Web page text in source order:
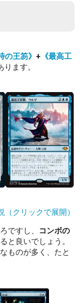
の王笏》 + 《最高工
ります。
クリックで展開）
ですし、 コンボの
と良いでしょう。
ものが多く、たと